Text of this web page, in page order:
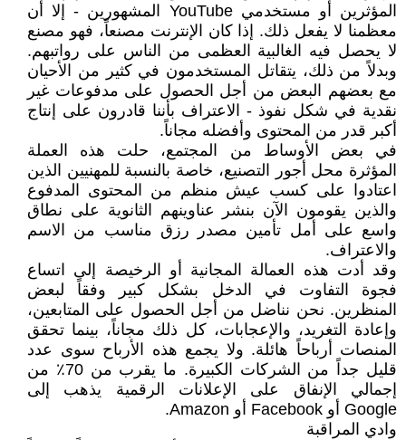
المؤثرين أو مستخدمي YouTube المشهورين - إلا أن
معظمنا لا يفعل ذلك. إذا كان الإنترنت مصنعاً، فهو مصنع
لا يحصل فيه الغالبية العظمى من الناس على رواتبهم.
وبدلاً من ذلك، يتقاتل المستخدمون في كثير من الأحيان
مع بعضهم البعض من أجل الحصول على مدفوعات غير
نقدية في شكل نفوذ - الاعتراف بأننا قادرون على إنتاج
أكبر قدر من المحتوى وأفضله مجاناً.
في بعض الأوساط من المجتمع، حلت هذه العملة
المؤثرة محل أجور التصنيع، خاصة بالنسبة للمهنيين الذين
اعتادوا على كسب عيش منظم من المحتوى المدفوع
والذين يقومون الآن بنشر عناوينهم الثانوية على نطاق
واسع على أمل تأمين مصدر رزق مناسب من الاسم
والاعتراف.
وقد أدت هذه العمالة المجانية أو الرخيصة إلى اتساع
فجوة التفاوت في الدخل بشكل كبير وفقاً لبعض
المنظرين. نحن نناضل من أجل الحصول على المتابعين،
وإعادة التغريد، والإعجابات، كل ذلك مجاناً، بينما تحقق
المنصات أرباحاً هائلة. ولا يجمع هذه الأرباح سوى عدد
قليل جداً من الشركات الكبيرة. ما يقرب من 70٪ من
إجمالي الإنفاق على الإعلانات الرقمية يذهب إلى
Google أو Facebook أو Amazon.
وادي المراقبة